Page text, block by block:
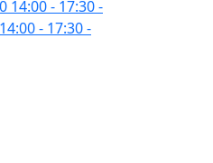
14:00 - 17:30-
14:00 - 17:30-